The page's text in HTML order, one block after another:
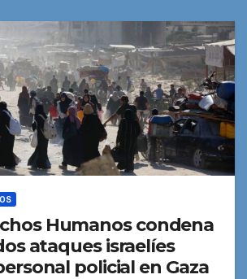
Humanos condena
ataques israelíes
policial en Gaza